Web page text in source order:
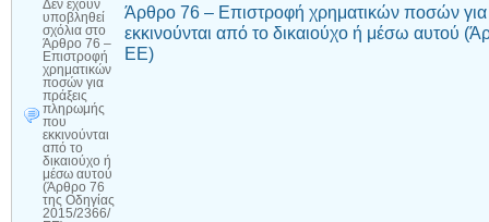
Δεν έχουν
υποβληθεί
σχόλια στο
Άρθρο 76 –
Επιστροφή
χρηματικών
ποσών για
πράξεις
πληρωμής
που
εκκινούνται
από το
δικαιούχο ή
μέσω αυτού
(Άρθρο 76
της Οδηγίας
2015/2366/
Άρθρο 76 – Επιστροφή χρηματικών ποσών
εκκινούνται από το δικαιούχο ή μέσω αυτού
ΕΕ)